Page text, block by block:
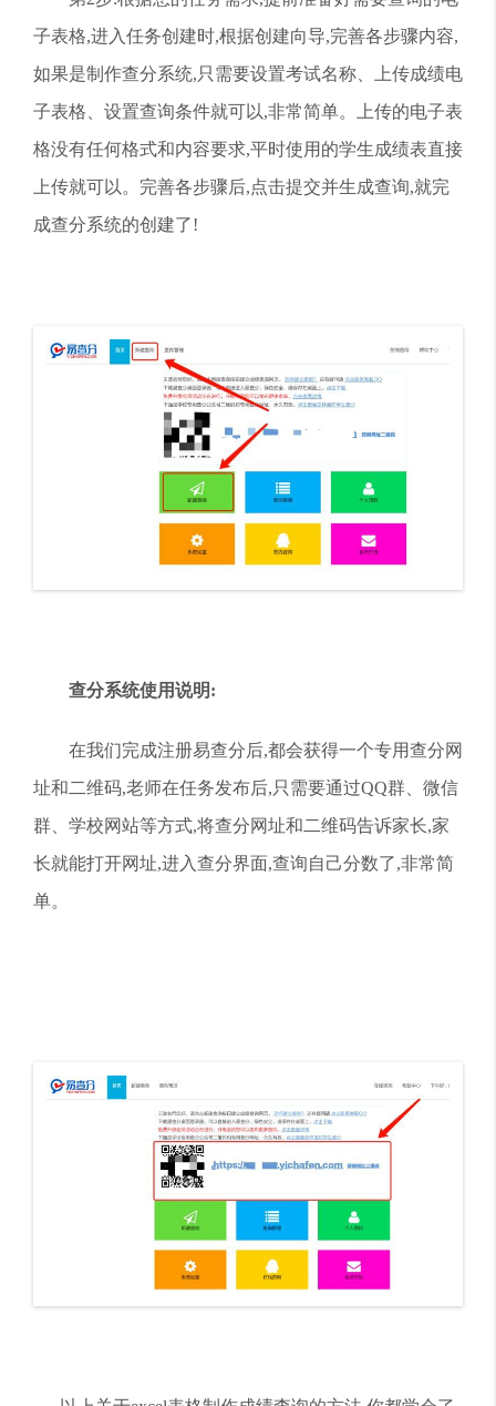
子表格,进入任务创建时,根据创建向导,完善各步骤内容,
如果是制作查分系统,只需要设置考试名称、上传成绩电
子表格、设置查询条件就可以,非常简单。上传的电子表
格没有任何格式和内容要求,平时使用的学生成绩表直接
上传就可以。完善各步骤后,点击提交并生成查询,就完
成查分系统的创建了!
查分系统使用说明:
在我们完成注册易查分后,都会获得一个专用查分网
址和二维码,老师在任务发布后,只需要通过QQ群、微信
群、学校网站等方式,将查分网址和二维码告诉家长,家
长就能打开网址,进入查分界面,查询自己分数了,非常简
单。